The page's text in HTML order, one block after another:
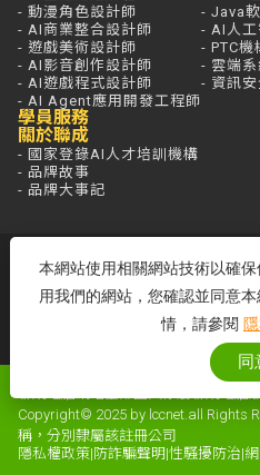
- 動漫角色設計師
- AI商業整合設計師
- 遊戲美術設計師
- AI影音創作設計師
- AI遊戲程式設計師
- AI Agent應用開發工程師
- Java
- AI人工
- PTC機
- 雲端
- 資訊
學員服務
關於聯成
- 國家登錄AI人才培訓機構
- 品牌故事
- 品牌大事記
若想進一步了解，打通電
免付費專線歡迎來電！
客服專線：0800-580-
周一至五 09:00~18:00
Copyright© 2025 by lccnet.all Rights
稱，分別隸屬該註冊公司
隱私權政策|防詐騙聲明|性騷擾防治|
本網站使用相關網站技術以確
用我們的網站，您確認並同意
情，請參閱
同